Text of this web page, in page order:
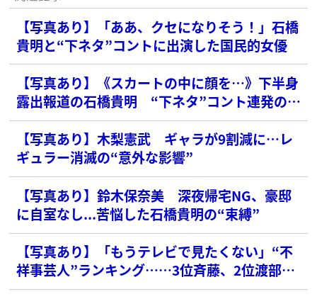
【写真あり】「ああ、クセになりそう！」石橋
貴明と“下ネタ”コントに出演した国民的女優
【写真あり】《スカートの中に顔を…》下半身
露出報道の石橋貴明 “下ネタ”コント連発のウ
ラで元妻・鈴木保奈美には強烈“束縛”の過去
【写真あり】木梨憲武 ギャラが9割減に…レ
ギュラー消滅の“意外な影響”
【写真あり】鈴木保奈美 深夜帰宅NG、豪邸
に自室なし...苦悩した石橋貴明の“束縛”
【写真あり】「もうテレビで見たくない」“不
祥事芸人”ランキング……3位斉藤、2位渡部を
抑えた大不評の圧倒的1位は？